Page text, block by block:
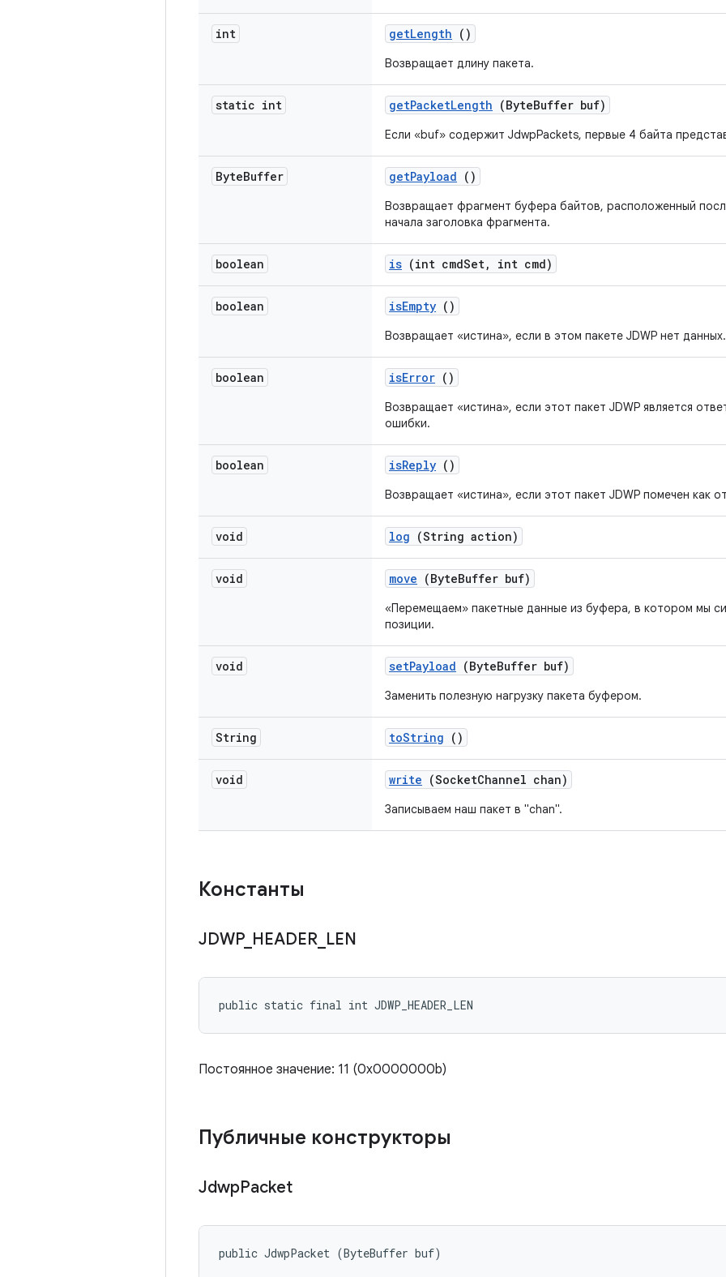
int getLength ()
Возвращает длину пакета.
static int getPacketLength (ByteBuffer buf)
Если «buf» содержит JdwpPackets, первые 4 байта
ByteBuffer getPayload ()
Возвращает фрагмент буфера байтов, расположенный
начала заголовка фрагмента.
boolean is (int cmdSet, int cmd)
boolean isEmpty ()
Возвращает «истина», если в этом пакете JDWP нет данных.
boolean isError ()
Возвращает «истина», если этот пакет JDWP является
ошибки.
boolean isReply ()
Возвращает «истина», если этот пакет JDWP помечен как
void log (String action)
void move (ByteBuffer buf)
«Перемещаем» пакетные данные из буфера, в котором мы
позиции.
void setPayload (ByteBuffer buf)
Заменить полезную нагрузку пакета буфером.
String toString ()
void write (SocketChannel chan)
Записываем наш пакет в "chan".
Константы
JDWP_ HEADER LEN
public static final int JDWP_HEADER_LEN
Постоянное значение: 11 (0x0000000b)
Публичные конструкторы
JdwpPacket
public JdwpPacket (ByteBuffer buf)